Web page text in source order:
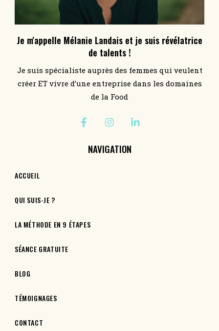
Je m'appelle Mélanie Landais et je suis révélatrice
de talents !
Je suis spécialiste auprès des femmes qui veulent
créer ET vivre d’une entreprise dans les domaines
de la Food
NAVIGATION
ACCUEIL
QUI SUIS-JE ?
LA MÉTHODE EN 9 ÉTAPES
SÉANCE GRATUITE
BLOG
TÉMOIGNAGES
CONTACT